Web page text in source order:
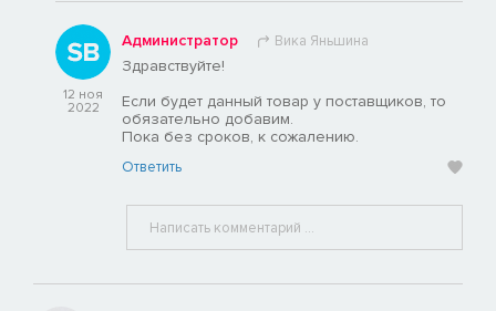
12 ноя
2022
Администратор Вика Яньшина
Здравствуйте!
Если будет данный товар у поставщиков, то
обязательно добавим.
Пока без сроков, к сожалению.
Ответить